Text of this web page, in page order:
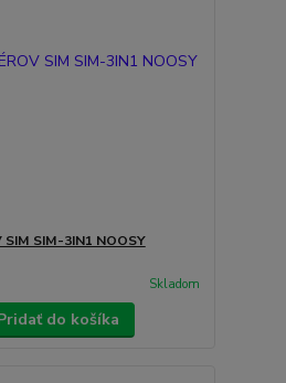
SIM-3IN1 NOOSY
Skladom
do košíka